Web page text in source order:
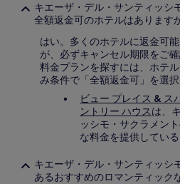
キエーザ・デル・サンティッシ
全額返金可のホテルはあります
はい。多くのホテルに返金可
が、必ずキャンセル期限をご
料金プランを探すには、ホテ
み条件で「全額返金可」を選択
ビュー プレイス & ス
ントリー ハウスは、
ッシモ・サクラメン
な料金を提供してい
キエーザ・デル・サンティッシ
あるおすすめのロマンティック